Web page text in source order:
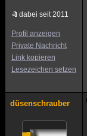
dabei seit 2011
Profil anzeigen
Private Nachricht
Link kopieren
Lesezeichen setzen
düsenschrauber